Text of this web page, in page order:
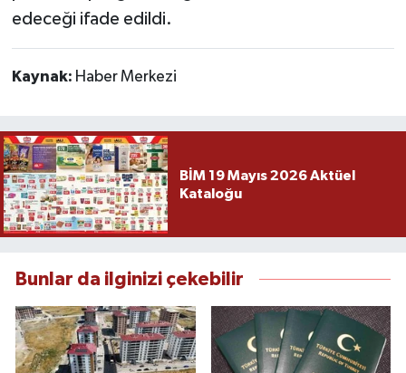
edeceği ifade edildi.
Kaynak: Haber Merkezi
BİM 19 Mayıs 2026 Aktüel
Kataloğu
Bunlar da ilginizi çekebilir